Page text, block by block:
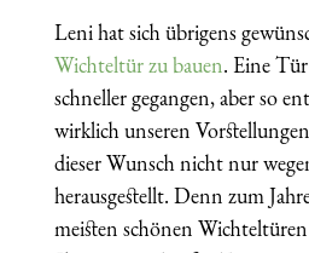
Leni hat sich übrigens
Wichteltür zu bauen. Eine
schneller gegangen, aber so
wirklich unseren
dieser Wunsch nicht nur
herausgestellt. Denn zum
meisten schönen